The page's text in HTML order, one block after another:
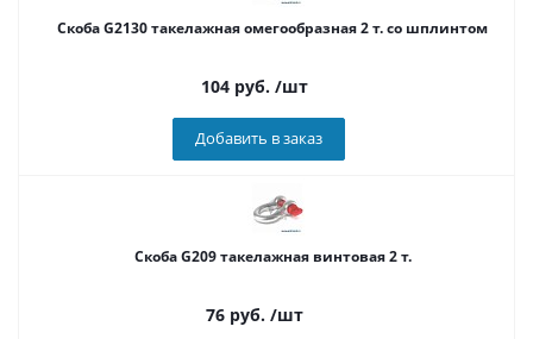
Cкоба G2130 такелажная омегообразная 2 т. со шплинтом
104 руб. /шт
Добавить в заказ
Скоба G209 такелажная винтовая 2 т.
76 руб. /шт